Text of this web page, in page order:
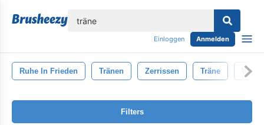
Einloggen Anmelden
Ruhe In Frieden Tränen Zerrissen Träne
Filters